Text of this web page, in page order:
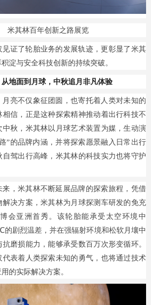
米其林百年创新之路展览
见证了轮胎业务的发展轨迹，更彰显了米其
淀与安全科技创新的持续突破。
地面到月球，中秋追月非凡体验
月亮不仅象征团圆，也寄托着人类对未知的
信，正是这种探索精神推动着出行科技不
中秋，米其林以月球艺术装置为媒，生动演
”的品牌内涵，并将探索愿景融入日常出行
驾出行高峰，米其林的科技实力也将守护
来，米其林不断延展品牌的探索旅程，凭借
决方案，米其林为月球探测车研发的免充
会亚洲首秀。该轮胎能承受太空环境中
剧烈温差，并在强辐射环境和松软月壤中
磨损能力，能够承受数百万次形变循环。
表着人类探索未知的勇气，也将通过技术
的实际解决方案。